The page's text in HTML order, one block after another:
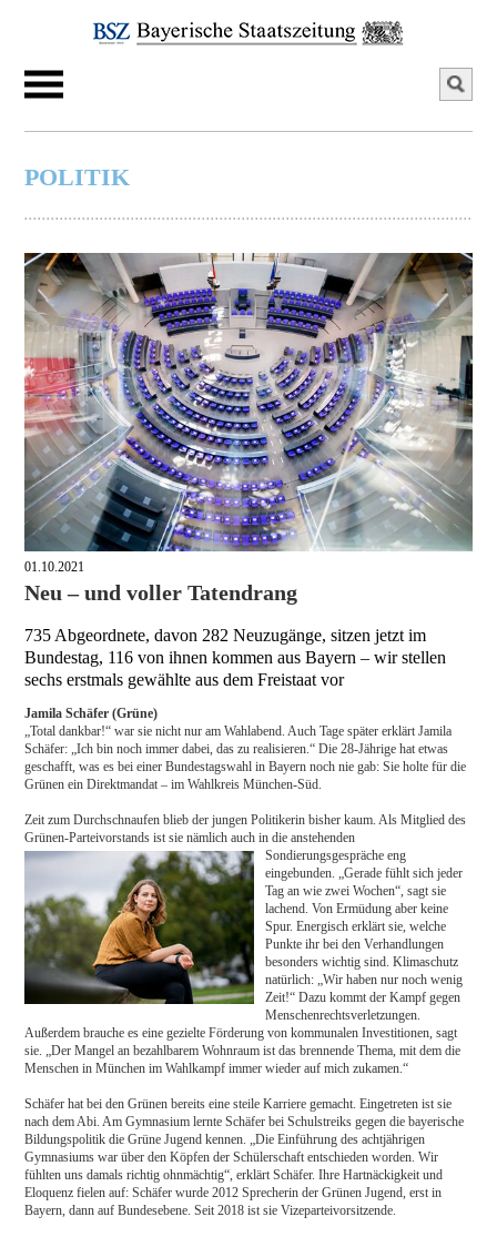
POLITIK
01.10.2021
Neu – und voller Tatendrang
735 Abgeordnete, davon 282 Neuzugänge, sitzen jetzt im
Bundestag, 116 von ihnen kommen aus Bayern – wir stellen
sechs erstmals gewählte aus dem Freistaat vor
Jamila Schäfer (Grüne)
„Total dankbar!“ war sie nicht nur am Wahlabend. Auch Tage später erklärt Jamila
Schäfer: „Ich bin noch immer dabei, das zu realisieren.“ Die 28-Jährige hat etwas
geschafft, was es bei einer Bundestagswahl in Bayern noch nie gab: Sie holte für die
Grünen ein Direktmandat – im Wahlkreis München-Süd.
Zeit zum Durchschnaufen blieb der jungen Politikerin bisher kaum. Als Mitglied des
Grünen-Parteivorstands ist sie nämlich auch in die anstehenden
Sondierungsgespräche eng
eingebunden. „Gerade fühlt sich jeder
Tag an wie zwei Wochen“, sagt sie
lachend. Von Ermüdung aber keine
Spur. Energisch erklärt sie, welche
Punkte ihr bei den Verhandlungen
besonders wichtig sind. Klimaschutz
natürlich: „Wir haben nur noch wenig
Zeit!“ Dazu kommt der Kampf gegen
Menschenrechtsverletzungen.
Außerdem brauche es eine gezielte Förderung von kommunalen Investitionen, sagt
sie. „Der Mangel an bezahlbarem Wohnraum ist das brennende Thema, mit dem die
Menschen in München im Wahlkampf immer wieder auf mich zukamen.“
Schäfer hat bei den Grünen bereits eine steile Karriere gemacht. Eingetreten ist sie
nach dem Abi. Am Gymnasium lernte Schäfer bei Schulstreiks gegen die bayerische
Bildungspolitik die Grüne Jugend kennen. „Die Einführung des achtjährigen
Gymnasiums war über den Köpfen der Schülerschaft entschieden worden. Wir
fühlten uns damals richtig ohnmächtig“, erklärt Schäfer. Ihre Hartnäckigkeit und
Eloquenz fielen auf: Schäfer wurde 2012 Sprecherin der Grünen Jugend, erst in
Bayern, dann auf Bundesebene. Seit 2018 ist sie Vizeparteivorsitzende.